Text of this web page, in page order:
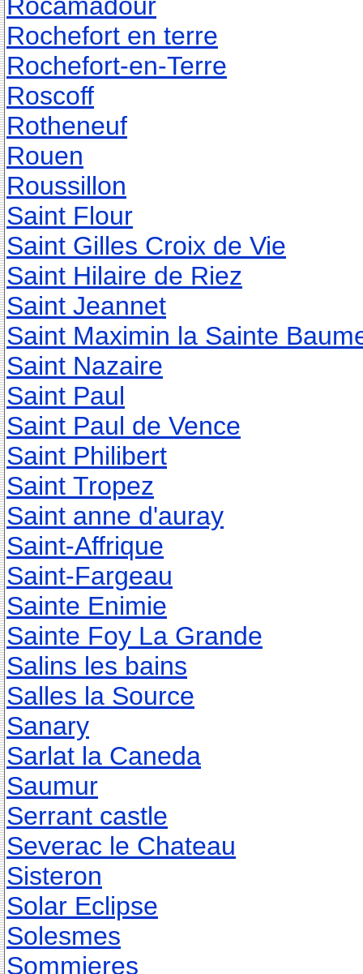
Rochefort en terre
Rochefort-en-Terre
Roscoff
Rotheneuf
Rouen
Roussillon
Saint Flour
Saint Gilles Croix de Vie
Saint Hilaire de Riez
Saint Jeannet
Saint Maximin la Sainte
Saint Nazaire
Saint Paul
Saint Paul de Vence
Saint Philibert
Saint Tropez
Saint anne d'auray
Saint-Affrique
Saint-Fargeau
Sainte Enimie
Sainte Foy La Grande
Salins les bains
Salles la Source
Sanary
Sarlat la Caneda
Saumur
Serrant castle
Severac le Chateau
Sisteron
Solar Eclipse
Solesmes
Sommieres